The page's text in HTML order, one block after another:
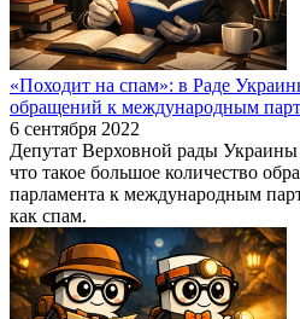
«Походит на спам»: в Раде
обращений к международным
6 сентября 2022
Депутат Верховной рады Украины
что такое большое количество
парламента к международным
как спам.